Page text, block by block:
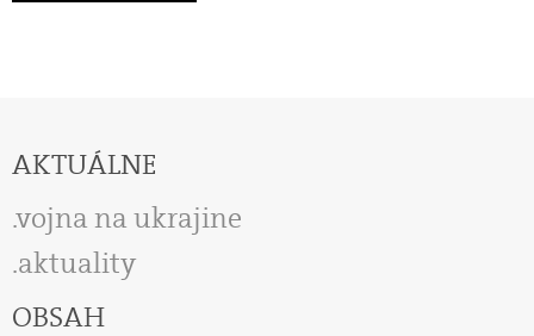
AKTUÁLNE
vojna na ukrajine
aktuality
OBSAH